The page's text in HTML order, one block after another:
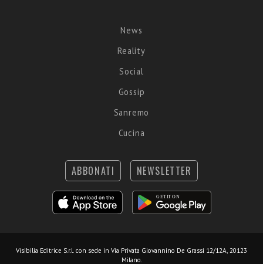
News
Reality
Social
Gossip
Sanremo
Cucina
ABBONATI NEWSLETTER
Visibilia Editrice S.r.l. con sede in Via Privata Giovannino De Grassi 12/12A, 20123
Milano.